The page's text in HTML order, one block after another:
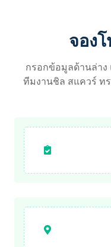
จอง
กรอกข้อมูลด้านล่าง
ทีมงานชิล สแควร์ ท